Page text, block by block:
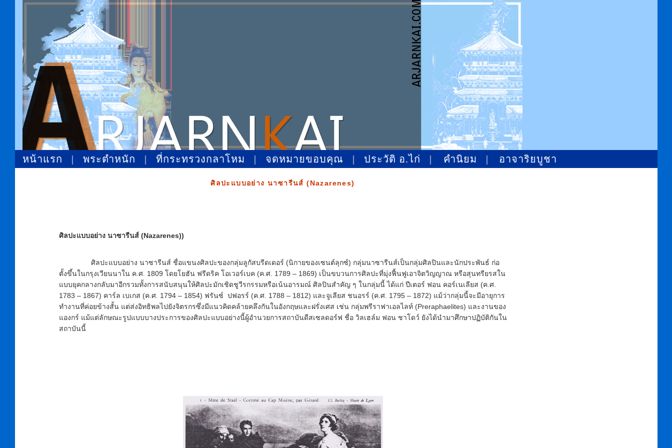
หน้าแรก | พระตำหนัก | ที่กระทรวงกลาโหม | จดหมายขอบคุณ | ประวัติ อ.ไก่ | คำนิยม | อาจาริยบูชา
ศิลปะแบบอย่าง นาซารีนส์ (Nazarenes)
ศิลปะแบบอย่าง นาซารีนส์ (Nazarenes))
ศิลปะแบบอย่าง นาซารีนส์ ชื่อแขนงศิลปะของกลุ่มลูกัสบรีดเดอร์ (นิกายของเซนต์ลุกซ์) กลุ่มนาซารีนส์เป็นกลุ่มศิลปินและนักประพันธ์ ก่อ
ตั้งขึ้นในกรุงเวียนนาใน ค.ศ. 1809 โดยโยฮัน ฟรีดริค โอเวอร์เบค (ค.ศ. 1789 – 1869) เป็นขบวนการศิลปะที่มุ่งฟื้นฟูเอาจิตวิญญาณ หรือสุนทรียรสใน
แบบยุคกลางกลับมาอีกรวมทั้งการสนับสนุนให้ศิลปะมักเชิดชูวีรกรรมหรือเน้นอารมณ์ ศิลปินสำคัญ ๆ ในกลุ่มนี้ ได้แก่ ปีเตอร์ ฟอน คอร์เนเลียส (ค.ศ.
1783 – 1867) คาร์ล เบเกส (ค.ศ. 1794 – 1854) ฟรันซ์ ปฟอรร์ (ค.ศ. 1788 – 1812) และจูเลียส ชนอรร์ (ค.ศ. 1795 – 1872) แม้ว่ากลุ่มนี้จะมีอายุการ
ทำงานที่ค่อยข้างสั้น แต่ส่งอิทธิพลไปยังจิตรกรซึ่งมีแนวคิดคล้ายคลึงกันในอังกฤษและฝรั่งเศส เช่น กลุ่มพรีราฟาเอลไลท์ (Preraphaelites) และงานของ
แองกร์ แม้แต่ลักษณะรูปแบบบางประการของศิลปะแบบอย่างนี้ผู้อำนวยการสถาบันดืสเซลดอร์ฟ ชื่อ วิลเฮล์ม ฟอน ชาโดว์ ยังได้นำมาศึกษาปฏิบัติกันใน
สถาบันนี้